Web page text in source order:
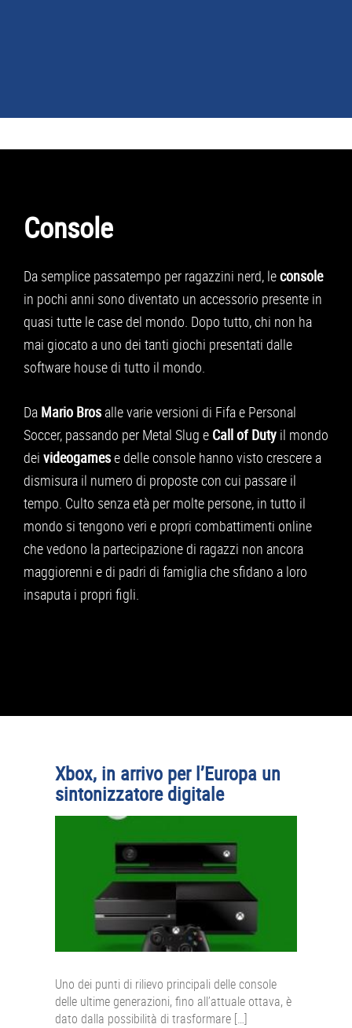
APP
PC
TRUCCHI
DRONI
STREAMING E TV
OFFERTE E TARIFFE
Console
Da semplice passatempo per ragazzini nerd, leconsole
in pochi anni sono diventato un accessorio presente in
quasi tutte le case del mondo. Dopo tutto, chi non ha
mai giocato a uno dei tanti giochi presentati dalle
software house di tutto il mondo.
Da Mario Bros alle varie versioni di Fifa e Personal
Soccer, passando per Metal Slug e Call of Duty il mondo
dei videogamese delle console hanno visto crescere a
dismisura il numero di proposte con cui passare il
tempo. Culto senza età per molte persone, in tutto il
mondo si tengono veri e propri combattimenti online
che vedono la partecipazione di ragazzi non ancora
maggiorenni e di padri di famiglia che sfidano a loro
insaputa i propri figli.
Xbox, in arrivo per l’Europa un
sintonizzatore digitale
Uno dei punti di rilievo principali delle console
delle ultime generazioni, fino all’attuale ottava, è
dato dalla possibilità di trasformare […]